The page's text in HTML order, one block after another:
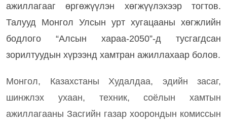
ажиллагааг өргөжүүлэн хөгжүүлэхээр тогтов.
Талууд Монгол Улсын урт хугацааны хөгжлийн
бодлого “Алсын хараа-2050”-д тусгагдсан
зорилтуудын хүрээнд хамтран ажиллахаар болов.
Монгол, Казахстаны Худалдаа, эдийн засаг,
шинжлэх ухаан, техник, соёлын хамтын
ажиллагааны Засгийн газар хоорондын комиссын